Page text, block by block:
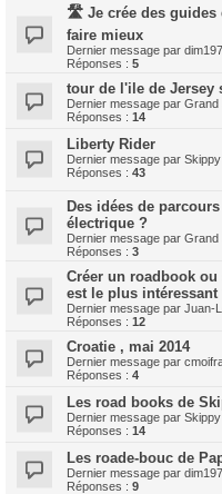
🛣️ Je crée des guides
faire mieux
Dernier message par
Réponses : 5
tour de l'ile de Jersey
Dernier message par Grand
Réponses : 14
Liberty Rider
Dernier message par Skippy
Réponses : 43
Des idées de
électrique ?
Dernier message par Grand
Réponses : 3
Créer un roadbook
est le plus intéressant
Dernier message par Juan-
Réponses : 12
Croatie , mai 2014
Dernier message par
Réponses : 4
Les road books de
Dernier message par Skippy
Réponses : 14
Les roade-bouc de
Dernier message par
Réponses : 9